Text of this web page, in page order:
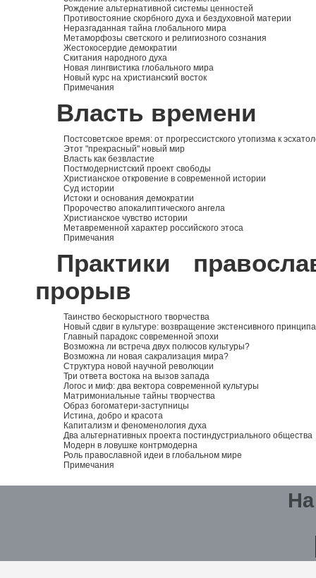
Рождение альтернативной системы ценностей
Противостояние скорбного духа и бездуховной материи
Неразгаданная тайна глобального мира
Метаморфозы светского и религиозного сознания
Жестокосердие демократии
Скитания народного духа
Новая лингвистика глобального мира
Новый курс на христианский восток
Примечания
Власть времени
Постсоветское время: от прогрессистского утопизма к
Этот "прекрасный" новый мир
Власть как безвластие
Постмодернистский проект свободы
Христианское откровение в современной истории
Суд истории
Истоки и основания демократии
Пророчество апокалиптического ангела
Христианское чувство истории
Метавременной характер российского этоса
Примечания
Практики
прорыв
Таинство бескорыстного творчества
Новый сдвиг в культуре: возвращение экстенсивного принципа
Главный парадокс современной эпохи
Возможна ли встреча двух полюсов культуры?
Возможна ли новая сакрализация мира?
Структура новой научной революции
Три ответа востока на вызов запада
Логос и миф: два вектора современной культуры
Матримониальные тайны творчества
Образ богоматери-заступницы
Истина, добро и красота
Капитализм и феноменология духа
Два альтернативных проекта постиндустриального общества
Модерн в ловушке контрмодерна
Роль православной идеи в глобальном мире
Примечания